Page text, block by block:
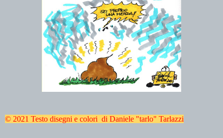
© 2021 Testo disegni e colori di Daniele "tarlo" Tarlazzi